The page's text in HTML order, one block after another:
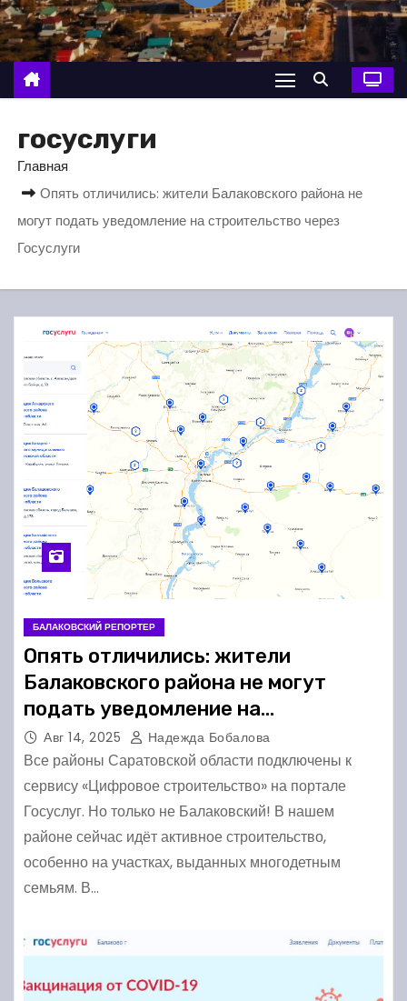
о
м
у
госуслуги
Главная
Опять отличились: жители Балаковского района не
могут подать уведомление на строительство через
Госуслуги
БАЛАКОВСКИЙ РЕПОРТЕР
Опять отличились: жители
Балаковского района не могут
подать уведомление на
строительство через Госуслуги
Авг 14, 2025 Надежда Бобалова
Все районы Саратовской области подключены к
сервису «Цифровое строительство» на портале
Госуслуг. Но только не Балаковский! В нашем
районе сейчас идёт активное строительство,
особенно на участках, выданных многодетным
семьям. В…